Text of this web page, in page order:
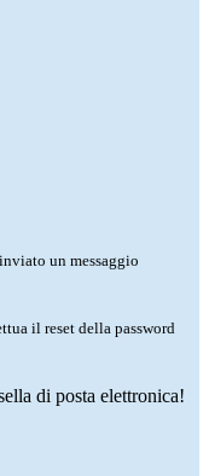
un messaggio
il reset della password
di posta elettronica!